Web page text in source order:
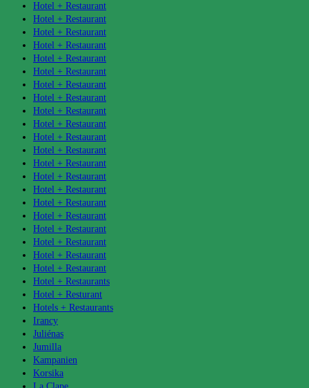
Hotel + Restaurant
Hotel + Restaurant
Hotel + Restaurant
Hotel + Restaurant
Hotel + Restaurant
Hotel + Restaurant
Hotel + Restaurant
Hotel + Restaurant
Hotel + Restaurant
Hotel + Restaurant
Hotel + Restaurant
Hotel + Restaurant
Hotel + Restaurant
Hotel + Restaurant
Hotel + Restaurant
Hotel + Restaurant
Hotel + Restaurant
Hotel + Restaurant
Hotel + Restaurant
Hotel + Restaurant
Hotel + Restaurant
Hotel + Restaurants
Hotel + Resturant
Hotels + Restaurants
Irancy
Juliénas
Jumilla
Kampanien
Korsika